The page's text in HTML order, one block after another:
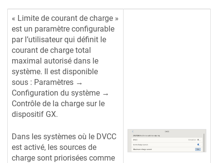
« Limite de courant de charge »
est un paramètre configurable
par l’utilisateur qui définit le
courant de charge total
maximal autorisé dans le
système. Il est disponible
sous : Paramètres →
Configuration du système →
Contrôle de la charge sur le
dispositif GX.
Dans les systèmes où le DVCC
est activé, les sources de
charge sont priorisées comme